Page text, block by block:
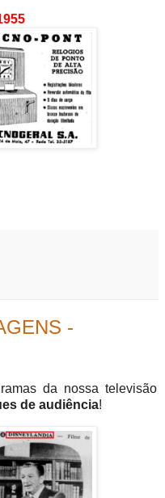
-
da nossa televisão
de audiência!